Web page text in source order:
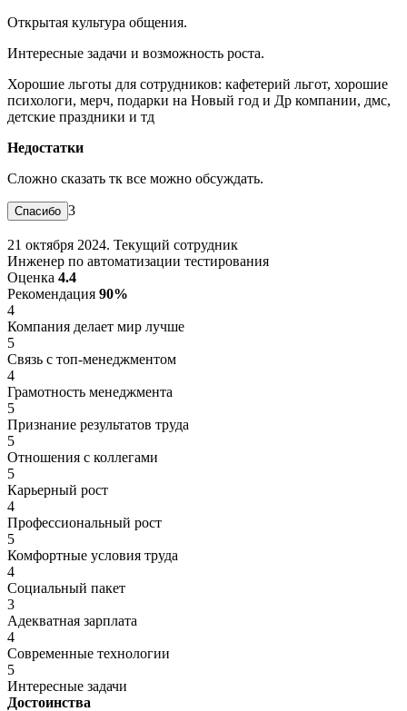
Открытая культура общения.
Интересные задачи и возможность роста.
Хорошие льготы для сотрудников: кафетерий льгот, хорошие
психологи, мерч, подарки на Новый год и Др компании, дмс,
детские праздники и тд
Недостатки
Сложно сказать тк все можно обсуждать.
3
21 октября 2024. Текущий сотрудник
Инженер по автоматизации тестирования
Оценка 4.4
Рекомендация 90%
4
Компания делает мир лучше
5
Связь с топ-менеджментом
4
Грамотность менеджмента
5
Признание результатов труда
5
Отношения с коллегами
5
Карьерный рост
4
Профессиональный рост
5
Комфортные условия труда
4
Социальный пакет
3
Адекватная зарплата
4
Современные технологии
5
Интересные задачи
Достоинства